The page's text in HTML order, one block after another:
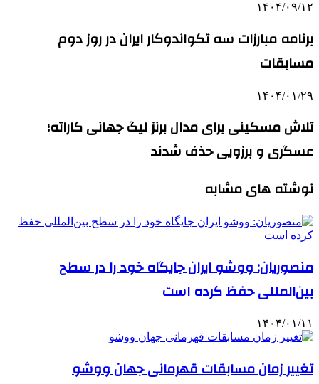
۱۴۰۴/۰۹/۱۲
برنامه مبارزات سه تکواندوکار ایران در روز دوم
مسابقات
۱۴۰۴/۰۱/۲۹
تلاش مسکینی برای مدال برنز لیگ جهانی کاراته؛
عسگری و برزویی حذف شدند
نوشته های مشابه
منصوریان: ووشو ایران جایگاه خود را در سطح
بین‌المللی حفظ کرده است
۱۴۰۴/۰۱/۱۱
تغییر زمان مسابقات قهرمانی جهان ووشو